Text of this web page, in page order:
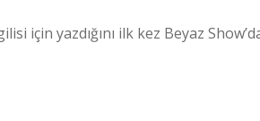
için yazdığını ilk kez Beyaz